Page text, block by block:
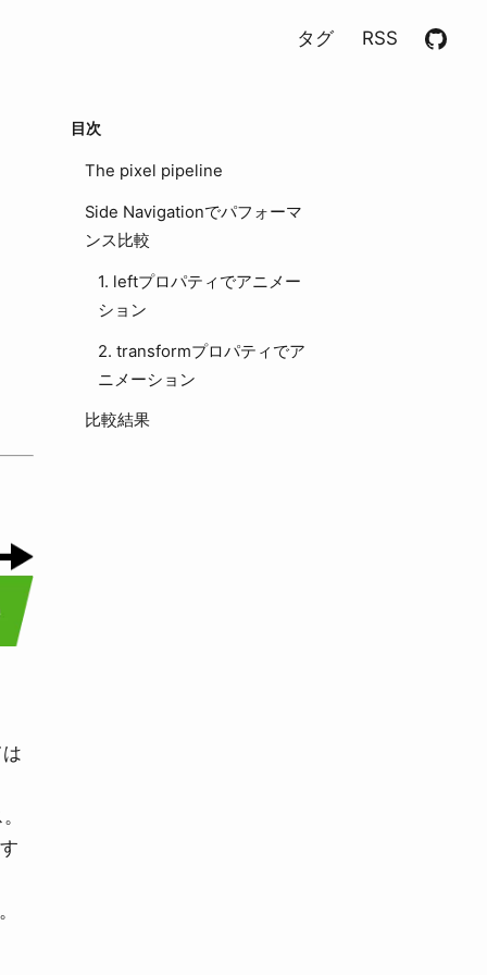
タグ RSS
目次
The pixel pipeline
Side Navigationでパフォーマ
ンス比較
1. leftプロパティでアニメー
ション
2. transformプロパティでア
ニメーション
比較結果